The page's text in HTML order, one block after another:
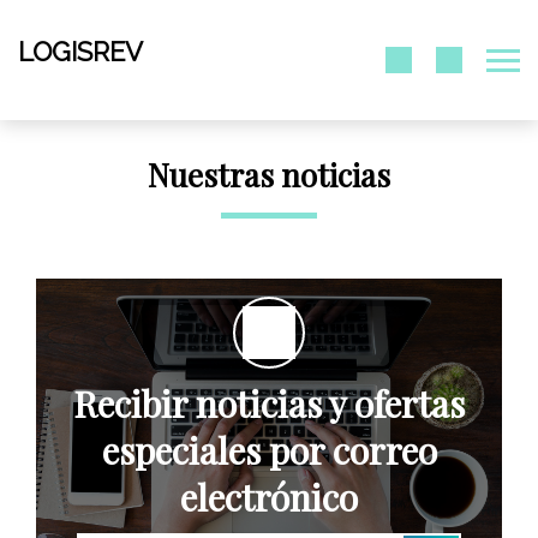
LOGISREV
Nuestras noticias
Recibir noticias y ofertas
especiales por correo
electrónico